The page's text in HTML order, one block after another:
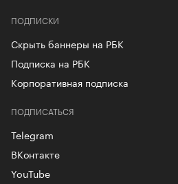
ПОДПИСКИ
Скрыть баннеры на РБК
Подписка на РБК
Корпоративная подписка
ПОДПИСАТЬСЯ
Telegram
ВКонтакте
YouTube